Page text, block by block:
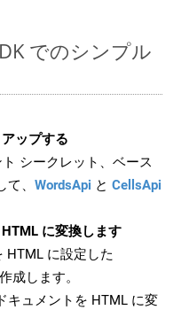
でのシンプル
ップする
シークレット、ベース
、 WordsApi と CellsApi
に変換します
HTML に設定した
成します。
キュメントを HTML に変